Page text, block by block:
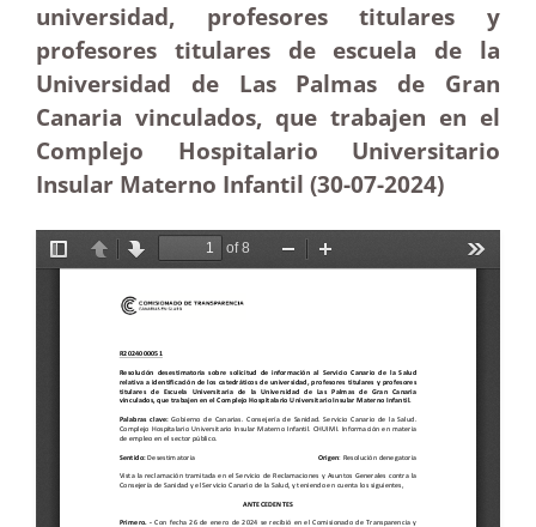
universidad, profesores titulares y
profesores titulares de escuela de la
Universidad de Las Palmas de Gran
Canaria vinculados, que trabajen en el
Complejo Hospitalario Universitario
Insular Materno Infantil (30-07-2024)